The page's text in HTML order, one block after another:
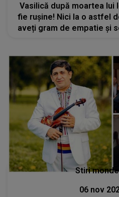
Vasilică după moartea lui
fie rușine! Nici la o astfel
aveți gram de empatie și
Stiri
06 nov